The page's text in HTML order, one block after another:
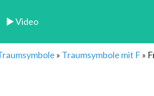
► Video
» Traumsymbole mit F »